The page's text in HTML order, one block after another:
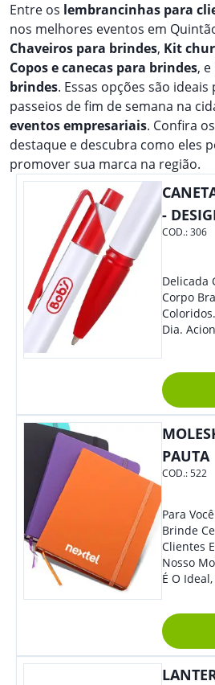
Entre os lembrancinhas para
nos melhores eventos em
Chaveiros para brindes, Kit
Copos e canecas para brindes, e
brindes. Essas opções são
passeios de fim de semana na
eventos empresariais. Confira
destaque e descubra como eles
promover sua marca na região.
-
COD.:306
Delicada
Corpo
Dia.
PAUTA
COD.:522
Para
Brinde
Clientes
Nosso
É O
E Tenha
Em